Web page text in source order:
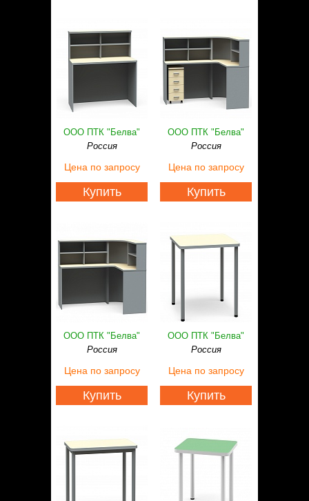
ООО ПТК "Белва"
Россия
Цена по запросу
Купить
ООО ПТК "Белва"
Россия
Цена по запросу
Купить
ООО ПТК "Белва"
Россия
Цена по запросу
Купить
ООО ПТК "Белва"
Россия
Цена по запросу
Купить